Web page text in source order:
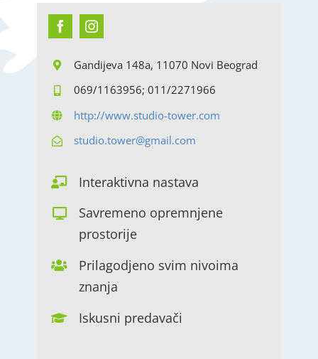
Gandijeva 148a, 11070 Novi Beograd
069/1163956; 011/2271966
http://www.studio-tower.com
studio.tower@gmail.com
Interaktivna nastava
Savremeno opremnjene
prostorije
Prilagodjeno svim nivoima
znanja
Iskusni predavači